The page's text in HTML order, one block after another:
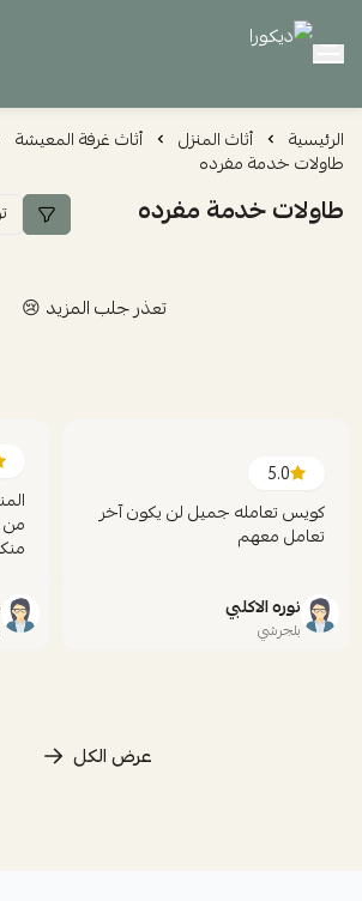
ديكورا
الرئيسية أثاث المنزل أثاث غرفة المعيشة
طاولات خدمة مفرده
طاولات خدمة مفرده
تعذر جلب المزيد 😢
5.0
كويس تعامله جميل لن يكون آخر
تعامل معهم
نوره الاكلبي
بلجرشي
من
عرض الكل